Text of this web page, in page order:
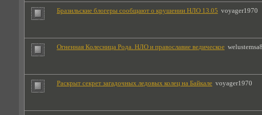
Бразильские блогеры сообщают о крушении НЛО 13.05 voyager1970
Огненная Колесница Рода. НЛО и православие ведическое welustemsa8
Раскрыт секрет загадочных ледовых колец на Байкале voyager1970